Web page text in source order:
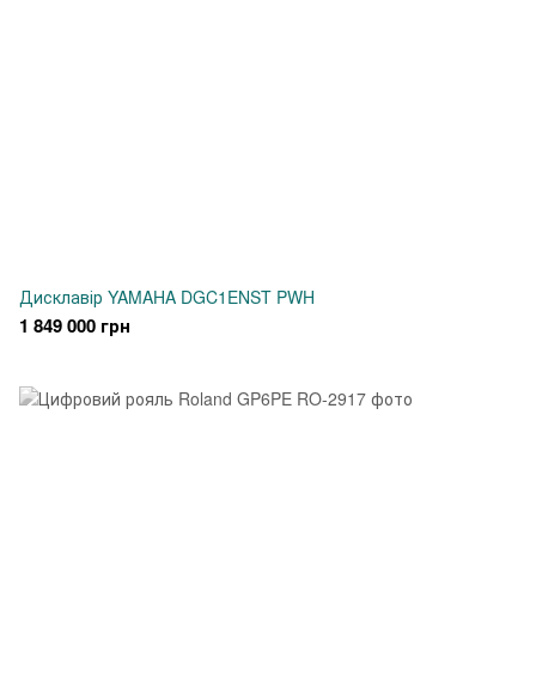
Дисклавір YAMAHA DGC1ENST PWH
1 849 000 грн